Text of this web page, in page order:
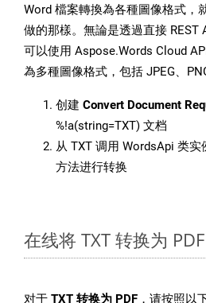
Word 檔案轉換為各種圖像格式，
做的那樣。無論是透過直接 REST
可以使用 Aspose.Words Cloud
為多種圖像格式，包括 JPEG、
创建 Convert Document
%!a(string=TXT) 文档
从 TXT 调用 WordsApi 类实
方法进行转换
在线将 TXT 转换为
对于 TXT 转换为 PDF ，请按照以